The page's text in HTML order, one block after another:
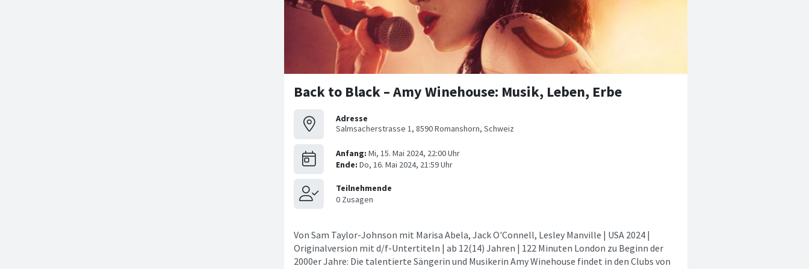
Back to Black – Amy Winehouse: Musik, Leben, Erbe
Adresse
Salmsacherstrasse 1, 8590 Romanshorn, Schweiz
Von Sam Taylor-Johnson mit Marisa Abela, Jack O'Connell, Lesley Manville | USA 2024 |
Originalversion mit d/f-Untertiteln | ab 12(14) Jahren | 122 Minuten London zu Beginn der
2000er Jahre: Die talentierte Sängerin und Musikerin Amy Winehouse findet in den Clubs von